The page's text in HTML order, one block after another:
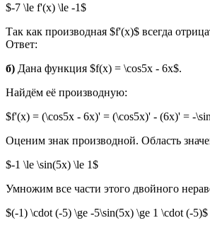
$-7 \le f'(x) \le -1$
Так как производная $f'(x)$ всегда
Ответ:
б) Дана функция $f(x) = \cos5x - 6x$.
Найдём её производную:
$f'(x) = (\cos5x - 6x)' = (\cos5x)' - (6x)' = -
Оценим знак производной. Область
$-1 \le \sin(5x) \le 1$
Умножим все части этого двойного
$(-1) \cdot (-5) \ge -5\sin(5x) \ge 1 \cdot (-5)$